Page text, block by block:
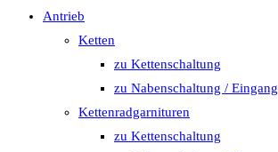
Antrieb
Ketten
zu Kettenschaltung
zu Nabenschaltung / Eingang
Kettenradgarnituren
zu Kettenschaltung